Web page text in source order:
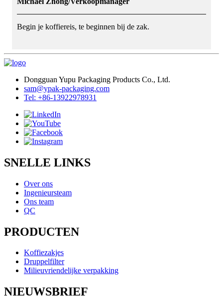
Begin je koffiereis, te beginnen bij de zak.
Dongguan Yupu Packaging Products Co., Ltd.
sam@ypak-packaging.com
Tel: +86-13922978931
SNELLE LINKS
Over ons
Ingenieursteam
Ons team
QC
PRODUCTEN
Koffiezakjes
Druppelfilter
Milieuvriendelijke verpakking
NIEUWSBRIEF